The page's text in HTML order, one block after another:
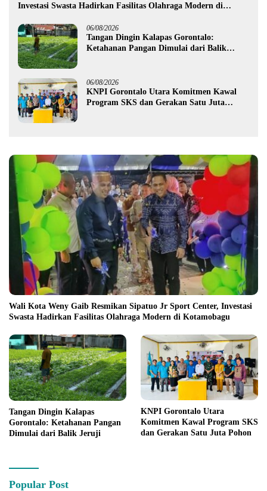
Investasi Swasta Hadirkan Fasilitas Olahraga Modern di
06/08/2026
Tangan Dingin Kalapas Gorontalo:
Ketahanan Pangan Dimulai dari Balik
06/08/2026
KNPI Gorontalo Utara Komitmen Kawal
Program SKS dan Gerakan Satu Juta
Wali Kota Weny Gaib Resmikan Sipatuo Jr Sport Center, Investasi
Swasta Hadirkan Fasilitas Olahraga Modern di Kotamobagu
Tangan Dingin Kalapas
Gorontalo: Ketahanan Pangan
Dimulai dari Balik Jeruji
KNPI Gorontalo Utara
Komitmen Kawal Program SKS
dan Gerakan Satu Juta Pohon
Popular Post